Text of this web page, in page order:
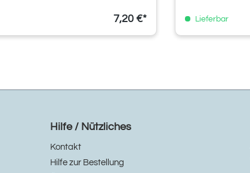
7,20 €* Lieferbar
Hilfe / Nützliches
Kontakt
Hilfe zur Bestellung